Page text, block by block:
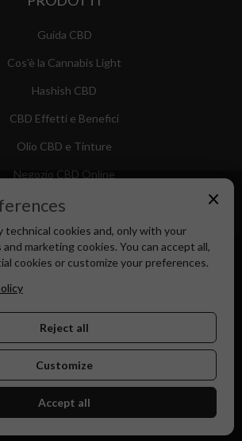
Guida CBD
Cos'è la Cannabis Light
Hashish CBD
CBD Effetti e Benefici
Olio CBD e Tinture
Negozio CBD Online
×
technical cookies and, only with your
marketing cookies. You can accept all,
cookies or customize your preferences.
Reject all
Customize
Accept all
- Il tuo Shop di Fiducia dal 2018